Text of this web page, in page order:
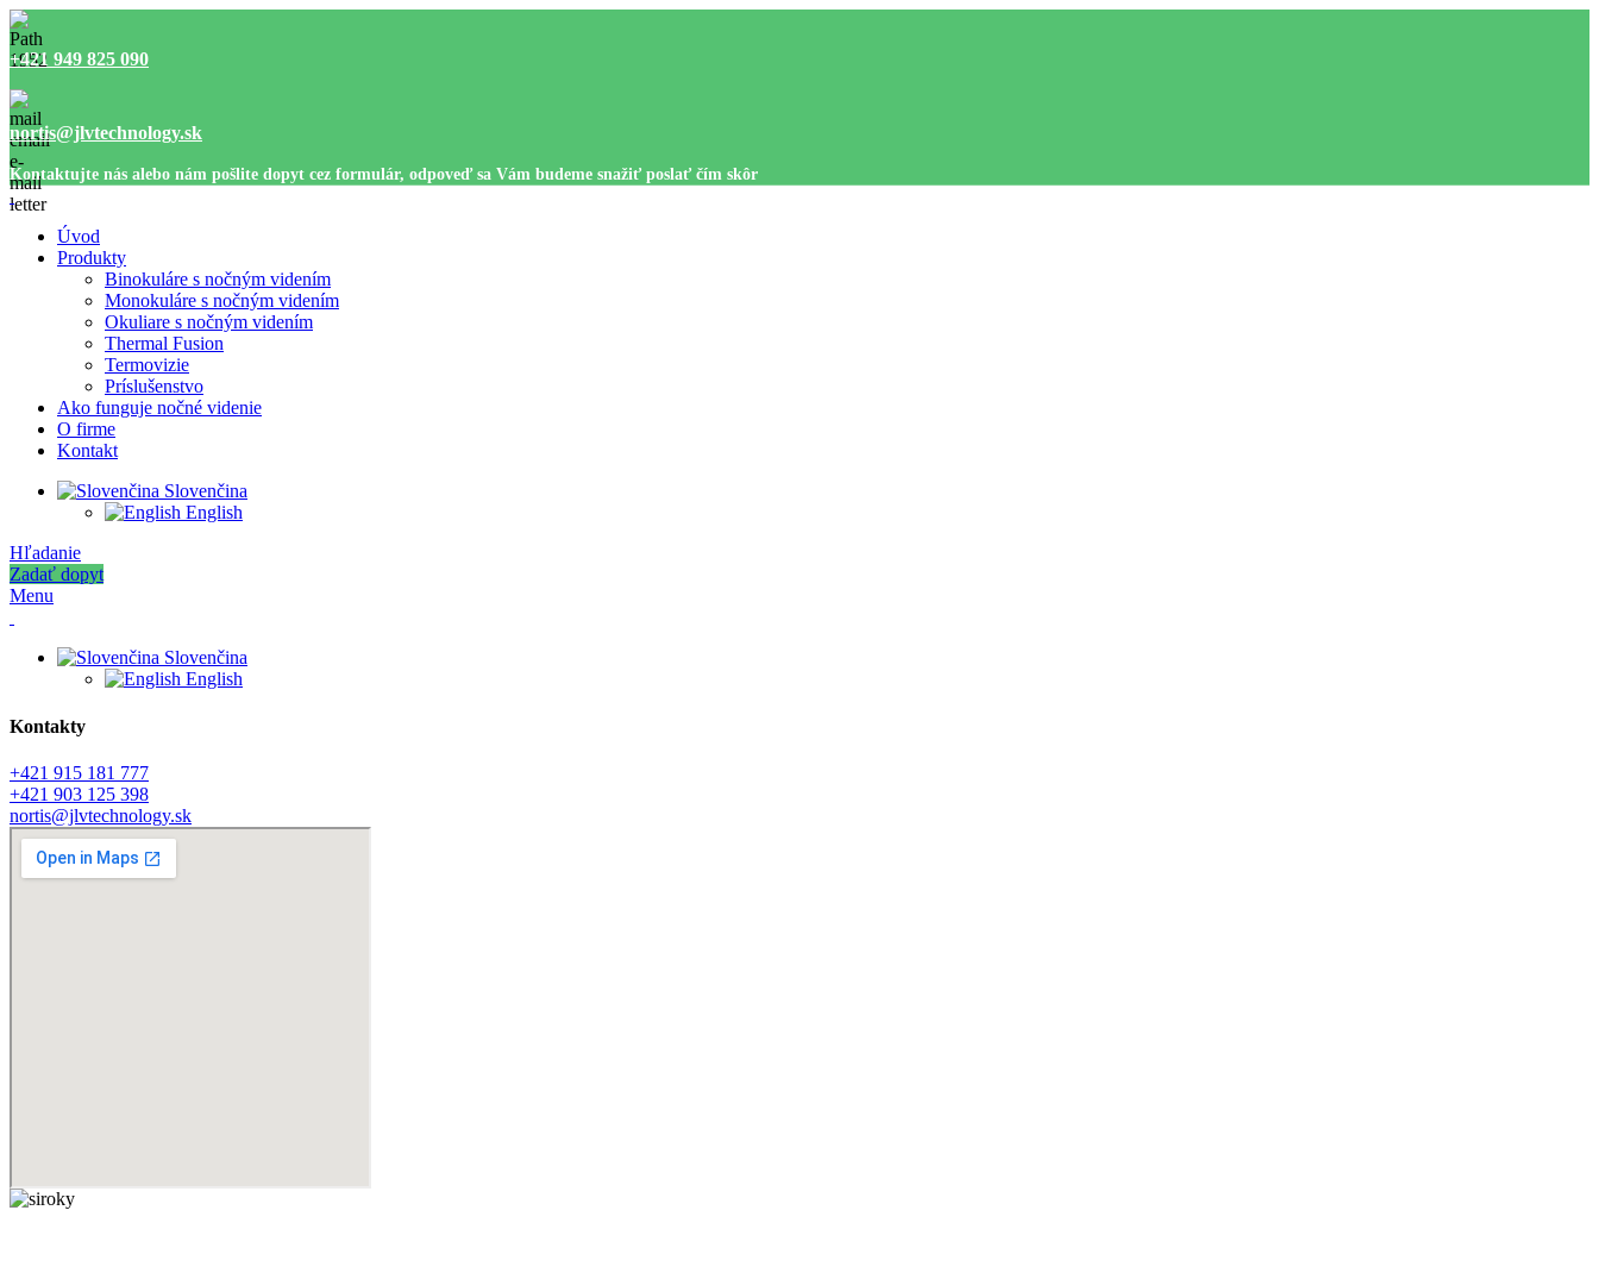
+421 949 825 090
nortis@jlvtechnology.sk
Kontaktujte nás alebo nám pošlite dopyt cez formulár, odpoveď sa Vám budeme snažiť poslať čím skôr
Úvod
Produkty
Binokuláre s nočným videním
Monokuláre s nočným videním
Okuliare s nočným videním
Thermal Fusion
Termovizie
Príslušenstvo
Ako funguje nočné videnie
O firme
Kontakt
Slovenčina
English
Hľadanie
Zadať dopyt
Menu
Slovenčina
English
Kontakty
+421 915 181 777
+421 903 125 398
nortis@jlvtechnology.sk